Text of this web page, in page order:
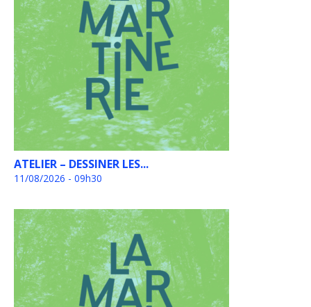
ATELIER – DESSINER LES...
11/08/2026 - 09h30